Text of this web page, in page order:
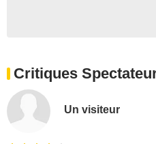
Critiques
Un visiteur